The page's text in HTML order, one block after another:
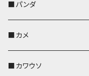
靴下・ミニタオル
財布
その他
ペンホルダー
財布
靴下・ミニタオル
レザートレイ
ペンホルダー
財布
レザートレイ
ペンホルダー
ペットボトルホルダー
AppleWatchバンド
レザートレイ
ペンホルダー
帆布・デニム
KONBU
ポーチ
AppleWatchバンド
ペンホルダー
ポーチ
ポシェット・バッグ
帆布・デニム
コインケース
コインケース
レザートレイ
ペンホルダー
レザートレイ
ペンホルダー
ペットボトルホルダー
メガネケース
レザートレイ
キーケース
パスケース
キーケース
コインケース
IDカードケース
パスケース
名刺入れ・カードケース
パスケース
キーケース
コインケース
その他
■パンダ
■カメ
■カワウソ